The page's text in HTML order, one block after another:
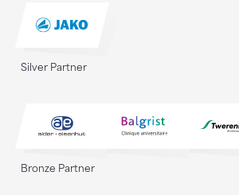
Silver Partner
Bronze Partner